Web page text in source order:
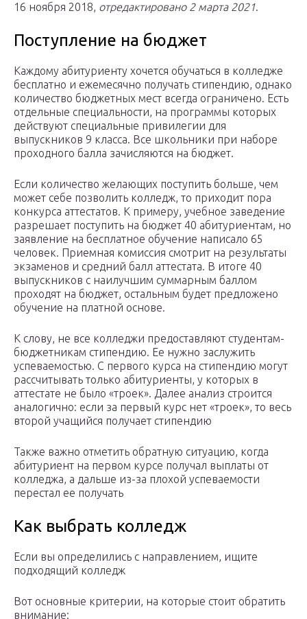
16 ноября 2018, отредактировано 2 марта 2021.
Поступление на бюджет
Каждому абитуриенту хочется обучаться в колледже
бесплатно и ежемесячно получать стипендию, однако
количество бюджетных мест всегда ограничено. Есть
отдельные специальности, на программы которых
действуют специальные привилегии для
выпускников 9 класса. Все школьники при наборе
проходного балла зачисляются на бюджет.
Если количество желающих поступить больше, чем
может себе позволить колледж, то приходит пора
конкурса аттестатов. К примеру, учебное заведение
разрешает поступить на бюджет 40 абитуриентам, но
заявление на бесплатное обучение написало 65
человек. Приемная комиссия смотрит на результаты
экзаменов и средний балл аттестата. В итоге 40
выпускников с наилучшим суммарным баллом
проходят на бюджет, остальным будет предложено
обучение на платной основе.
К слову, не все колледжи предоставляют студентам-
бюджетникам стипендию. Ее нужно заслужить
успеваемостью. С первого курса на стипендию могут
рассчитывать только абитуриенты, у которых в
аттестате не было «троек». Далее анализ строится
аналогично: если за первый курс нет «троек», то весь
второй учащийся получает стипендию
Также важно отметить обратную ситуацию, когда
абитуриент на первом курсе получал выплаты от
колледжа, а дальше из-за плохой успеваемости
перестал ее получать
Как выбрать колледж
Если вы определились с направлением, ищите
подходящий колледж
Вот основные критерии, на которые стоит обратить
внимание: